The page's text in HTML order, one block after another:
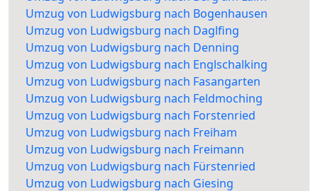
Umzug von Ludwigsburg nach Bogenhausen
Umzug von Ludwigsburg nach Daglfing
Umzug von Ludwigsburg nach Denning
Umzug von Ludwigsburg nach Englschalking
Umzug von Ludwigsburg nach Fasangarten
Umzug von Ludwigsburg nach Feldmoching
Umzug von Ludwigsburg nach Forstenried
Umzug von Ludwigsburg nach Freiham
Umzug von Ludwigsburg nach Freimann
Umzug von Ludwigsburg nach Fürstenried
Umzug von Ludwigsburg nach Giesing